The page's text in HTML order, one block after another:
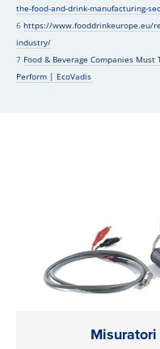
the-food-and-drink-manufacturing-
6 https://www.fooddrinkeurope.eu/
industry/
7 Food & Beverage Companies
Perform | EcoVadis